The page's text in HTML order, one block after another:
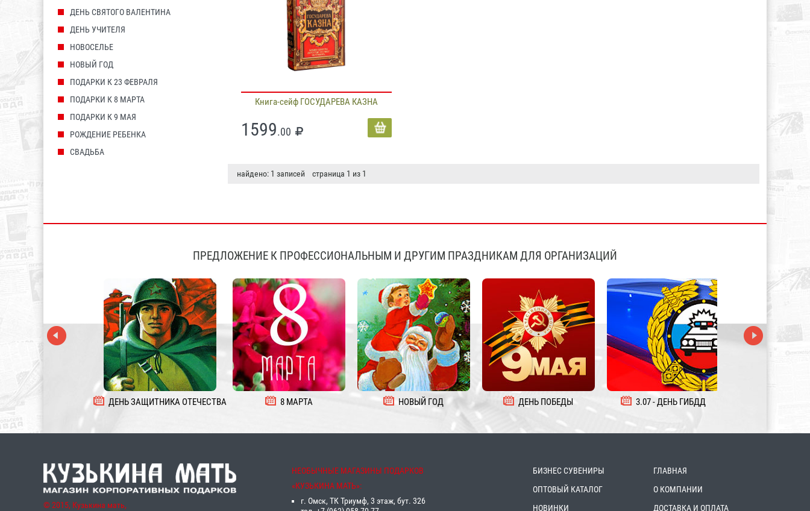
ДЕНЬ СВЯТОГО ВАЛЕНТИНА
ДЕНЬ УЧИТЕЛЯ
НОВОСЕЛЬЕ
НОВЫЙ ГОД
ПОДАРКИ К 23 ФЕВРАЛЯ
ПОДАРКИ К 8 МАРТА
ПОДАРКИ К 9 МАЯ
РОЖДЕНИЕ РЕБЕНКА
СВАДЬБА
Книга-сейф ГОСУДАРЕВА КАЗНА
1599.00
найдено: 1 записей страница 1 из 1
ПРЕДЛОЖЕНИЕ К ПРОФЕССИОНАЛЬНЫМ И ДРУГИМ ПРАЗДНИКАМ ДЛЯ ОРГАНИЗАЦИЙ
ДЕНЬ ЗАЩИТНИКА ОТЕЧЕСТВА 8 МАРТА НОВЫЙ ГОД ДЕНЬ ПОБЕДЫ 3.07 - ДЕНЬ ГИБДД
© 2015, Кузькина мать,
НЕОБЫЧНЫЕ МАГАЗИНЫ ПОДАРКОВ
«‎КУЗЬКИНА МАТЬ»‎:
г. Омск, ТК Триумф, 3 этаж, бут. 326
БИЗНЕС СУВЕНИРЫ
ОПТОВЫЙ КАТАЛОГ
НОВИНКИ
ГЛАВНАЯ
О КОМПАНИИ
ДОСТАВКА И ОПЛАТА